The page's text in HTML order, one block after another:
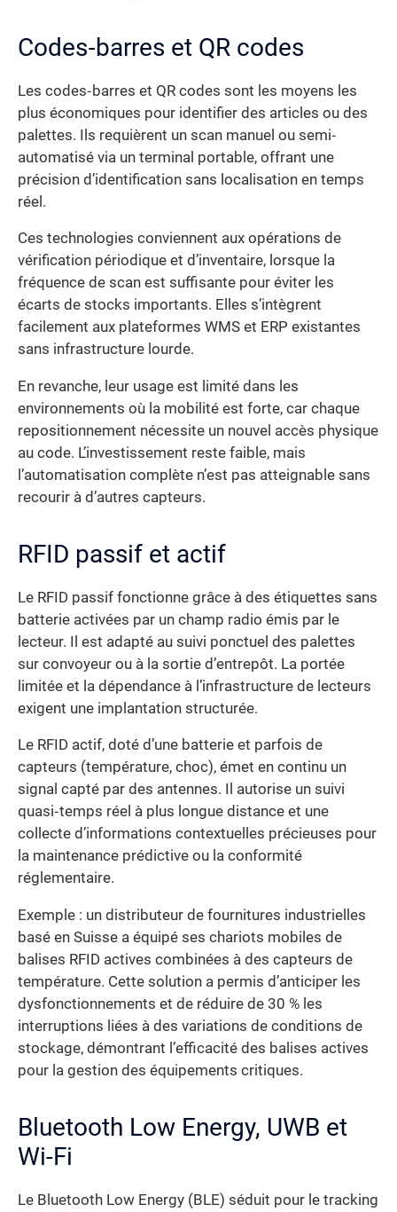
Codes‐barres et QR codes
Les codes‐barres et QR codes sont les moyens les
plus économiques pour identifier des articles ou des
palettes. Ils requièrent un scan manuel ou semi‐
automatisé via un terminal portable, offrant une
précision d’identification sans localisation en temps
réel.
Ces technologies conviennent aux opérations de
vérification périodique et d’inventaire, lorsque la
fréquence de scan est suffisante pour éviter les
écarts de stocks importants. Elles s’intègrent
facilement aux plateformes WMS et ERP existantes
sans infrastructure lourde.
En revanche, leur usage est limité dans les
environnements où la mobilité est forte, car chaque
repositionnement nécessite un nouvel accès physique
au code. L’investissement reste faible, mais
l’automatisation complète n’est pas atteignable sans
recourir à d’autres capteurs.
RFID passif et actif
Le RFID passif fonctionne grâce à des étiquettes sans
batterie activées par un champ radio émis par le
lecteur. Il est adapté au suivi ponctuel des palettes
sur convoyeur ou à la sortie d’entrepôt. La portée
limitée et la dépendance à l’infrastructure de lecteurs
exigent une implantation structurée.
Le RFID actif, doté d’une batterie et parfois de
capteurs (température, choc), émet en continu un
signal capté par des antennes. Il autorise un suivi
quasi‐temps réel à plus longue distance et une
collecte d’informations contextuelles précieuses pour
la maintenance prédictive ou la conformité
réglementaire.
Exemple : un distributeur de fournitures industrielles
basé en Suisse a équipé ses chariots mobiles de
balises RFID actives combinées à des capteurs de
température. Cette solution a permis d’anticiper les
dysfonctionnements et de réduire de 30 % les
interruptions liées à des variations de conditions de
stockage, démontrant l’efficacité des balises actives
pour la gestion des équipements critiques.
Bluetooth Low Energy, UWB et
Wi-Fi
Le Bluetooth Low Energy (BLE) séduit pour le tracking